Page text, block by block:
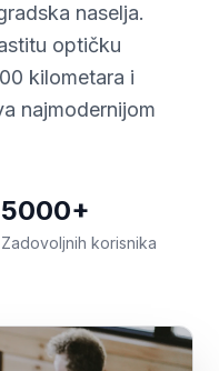
naselja.
optičku
kilometara i
najmodernijom
5000+
Zadovoljnih korisnika